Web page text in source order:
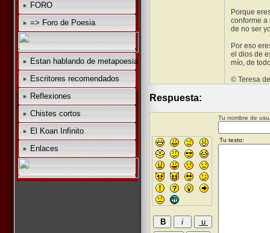
FORO
=> Foro de Poesia
Estan hablando de metapoesia
Escritores recomendados
Reflexiones
Chistes cortos
El Koan Infinito
Enlaces
Porque
conforme a
de no ser
Por eso
el dios de
mío, de
© Teresa
Respuesta:
Tu nombre de